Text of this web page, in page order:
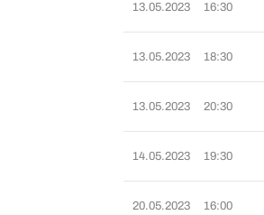
13.05.2023 16:30
13.05.2023 18:30
13.05.2023 20:30
14.05.2023 19:30
20.05.2023 16:00